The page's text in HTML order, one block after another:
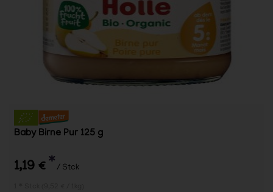
Baby Birne Pur 125 g
1,19 € * / Stck